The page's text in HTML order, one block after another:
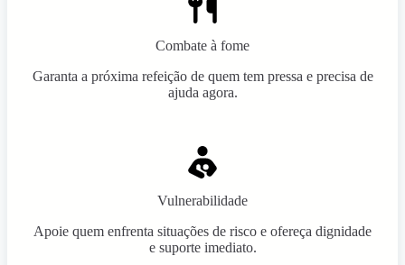
Combate à fome
Garanta a próxima refeição de quem tem pressa e precisa de
ajuda agora.
Vulnerabilidade
Apoie quem enfrenta situações de risco e ofereça dignidade
e suporte imediato.